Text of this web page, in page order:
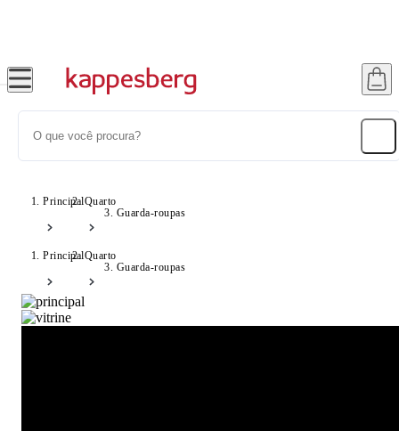
PrincipalQuarto
Guarda-roupas
PrincipalQuarto
Guarda-roupas